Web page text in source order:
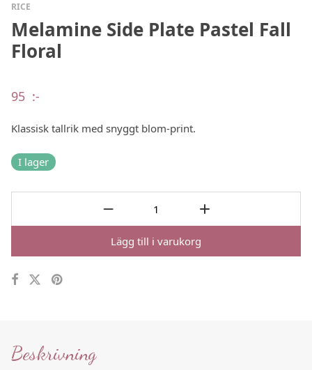
RICE
Melamine Side Plate Pastel Fall
Floral
95 :-
Klassisk tallrik med snyggt blom-print.
I lager
Lägg till i varukorg
Beskrivning